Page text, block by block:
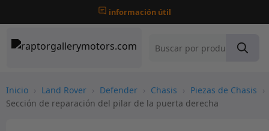
información útil
Inicio › Land Rover › Defender › Chasis › Piezas de Chasis ›
Sección de reparación del pilar de la puerta derecha